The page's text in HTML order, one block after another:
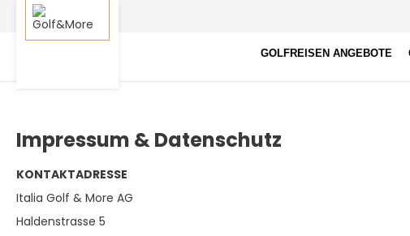
GOLFREISEN ANGEBOTE
Impressum & Datenschutz
KONTAKTADRESSE
Italia Golf & More AG
Haldenstrasse 5